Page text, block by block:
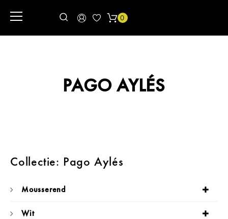
0
PAGO AYLÉS
Collectie: Pago Aylés
Mousserend
Wit